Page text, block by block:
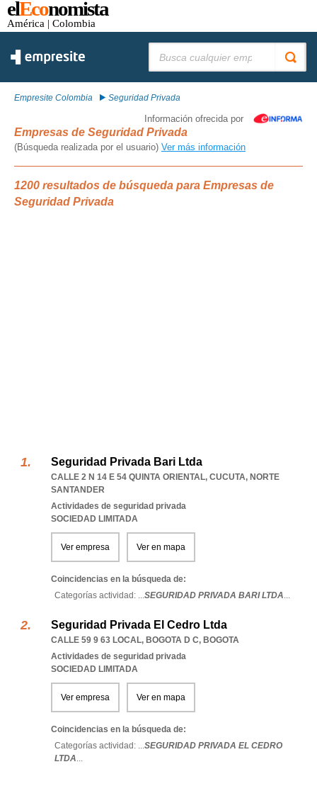
elEconomista
América | Colombia
Empresite Colombia Seguridad Privada
Información ofrecida por
Empresas de Seguridad Privada
(Búsqueda realizada por el usuario) Ver más información
1200 resultados de búsqueda para Empresas de
Seguridad Privada
Seguridad Privada Bari Ltda
CALLE 2 N 14 E 54 QUINTA ORIENTAL, CUCUTA, NORTE
SANTANDER
Actividades de seguridad privada
SOCIEDAD LIMITADA
Ver empresa Ver en mapa
Coincidencias en la búsqueda de:
Categorías actividad: ...SEGURIDAD PRIVADA BARI LTDA...
Seguridad Privada El Cedro Ltda
CALLE 59 9 63 LOCAL, BOGOTA D C, BOGOTA
Actividades de seguridad privada
SOCIEDAD LIMITADA
Ver empresa Ver en mapa
Coincidencias en la búsqueda de:
Categorías actividad: ...SEGURIDAD PRIVADA EL CEDRO
LTDA...